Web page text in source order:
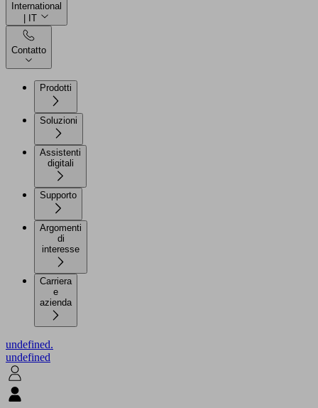
International
| IT
Contatto
Prodotti
Soluzioni
Assistenti
Supporto
Argomenti
di
Carriera
e
azienda
undefined.
undefined